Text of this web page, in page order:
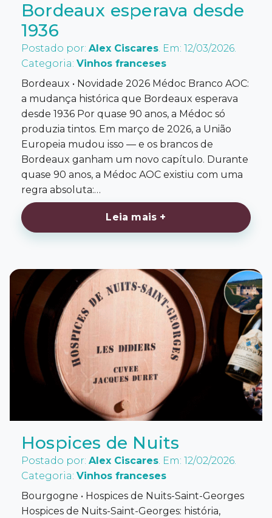
Bordeaux esperava desde
1936
Postado por: Alex Ciscares. Em: 12/03/2026.
Categoria: Vinhos franceses
Bordeaux • Novidade 2026 Médoc Branco AOC:
a mudança histórica que Bordeaux esperava
desde 1936 Por quase 90 anos, a Médoc só
produzia tintos. Em março de 2026, a União
Europeia mudou isso — e os brancos de
Bordeaux ganham um novo capítulo. Durante
quase 90 anos, a Médoc AOC existiu com uma
regra absoluta:…
Leia mais +
Hospices de Nuits
Postado por: Alex Ciscares. Em: 12/02/2026.
Categoria: Vinhos franceses
Bourgogne • Hospices de Nuits-Saint-Georges
Hospices de Nuits-Saint-Georges: história,